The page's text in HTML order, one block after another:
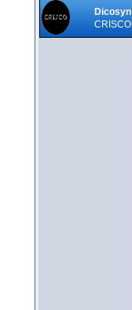
Dicosyn
CRISCO